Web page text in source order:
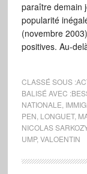
paraître demain
popularité
(novembre
positives. Au-
CLASSÉ SOUS :
BALISÉ AVEC :
NATIONALE
PEN LONGUET,
NICOLAS
UMP, VALOENTIN